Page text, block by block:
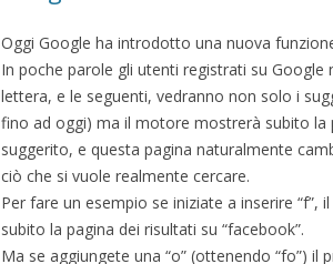
Oggi Google ha introdotto una nuova
In poche parole gli utenti registrati su Google
lettera, e le seguenti, vedranno non solo i
fino ad oggi) ma il motore mostrerà subito
suggerito, e questa pagina naturalmente
ciò che si vuole realmente cercare.
Per fare un esempio se iniziate a inserire
subito la pagina dei risultati su “facebook”.
Ma se aggiungete una “o” (ottenendo “fo”)